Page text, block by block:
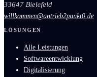
33647 Bielefeld
willkommen@antrieb2punkt0.de
LÖSUNGEN
Alle Leistungen
Softwareentwicklung
Digitalisierung